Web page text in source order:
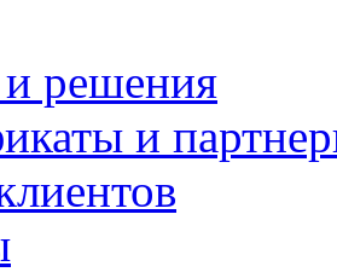
решения
и